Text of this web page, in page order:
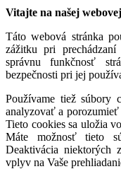
Vitajte na našej
Táto webová stránka
zážitku pri
správnu funkčnosť
bezpečnosti pri jej
Používame tiež súbory
analyzovať a
Tieto cookies sa uložia
Máte možnosť tieto
Deaktivácia niektorých
vplyv na Vaše